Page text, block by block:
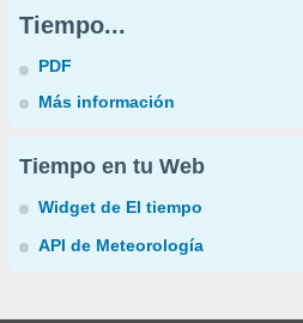
Tiempo...
PDF
Más información
Tiempo en tu Web
Widget de El tiempo
API de Meteorología